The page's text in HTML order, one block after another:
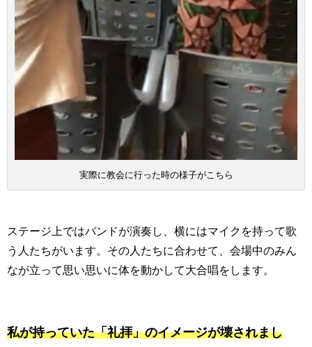
実際に教会に行った時の様子がこちら
ステージ上ではバンドが演奏し、横にはマイクを持って歌
う人たちがいます。その人たちに合わせて、会場中のみん
なが立って思い思いに体を動かして大合唱をします。
私が持っていた「礼拝」のイメージが壊されまし